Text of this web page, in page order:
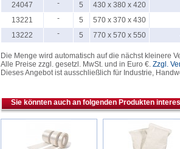
24047
- 5 430 x 380 x 420
13221
- 5 570 x 370 x 430
13222
- 5 770 x 570 x 550
Die Menge wird automatisch auf die nächst kleinere
Alle Preise zzgl. gesetzl. MwSt. und in Euro €. Zzgl.
Dieses Angebot ist ausschließlich für Industrie,
Sie könnten auch an folgenden Produkten